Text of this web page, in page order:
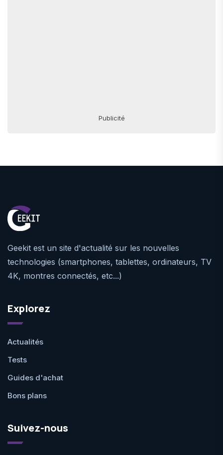
Publicité
Geekit est un site d'actualité sur les nouvelles
technologies (smartphones, tablettes, ordinateurs, TV
4K, montres connectés, etc...)
Explorez
Actualités
Tests
Guides d'achat
Bons plans
Suivez-nous